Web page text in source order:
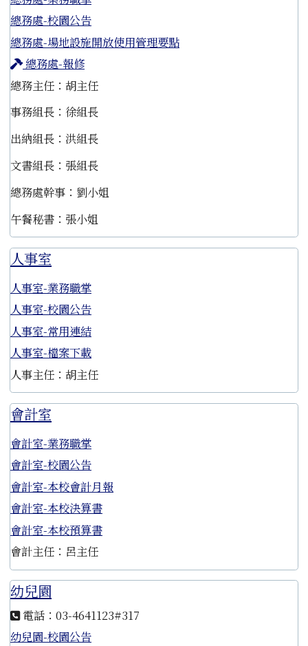
總務處-校園公告
總務處-場地設施開放使用管理要點
總務處-報修
總務主任：胡主任
事務組長：徐組長
出納組長：洪組長
文書組長：張組長
總務處幹事：劉小姐
午餐秘書：張小姐
人事室
人事室-業務職掌
人事室-校園公告
人事室-常用連結
人事室-檔案下載
人事主任：胡主任
會計室
會計室-業務職掌
會計室-校園公告
會計室-本校會計月報
會計室-本校決算書
會計室-本校預算書
會計主任：呂主任
幼兒園
電話：03-4641123#317
幼兒園-校園公告